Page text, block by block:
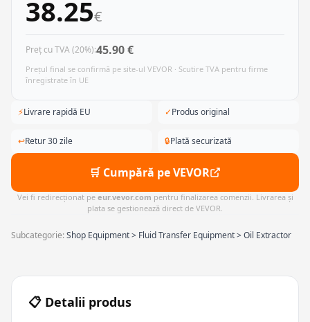
38.25€
Preț cu TVA (20%):45.90 €
Prețul final se confirmă pe site-ul VEVOR · Scutire TVA pentru firme
înregistrate în UE
⚡Livrare rapidă EU ✓Produs original
↩Retur 30 zile 🔒Plată securizată
🛒 Cumpără pe VEVOR
Vei fi redirecționat pe eur.vevor.com pentru finalizarea comenzii. Livrarea și
plata se gestionează direct de VEVOR.
Subcategorie:Shop Equipment > Fluid Transfer Equipment > Oil Extractor
📋 Detalii produs